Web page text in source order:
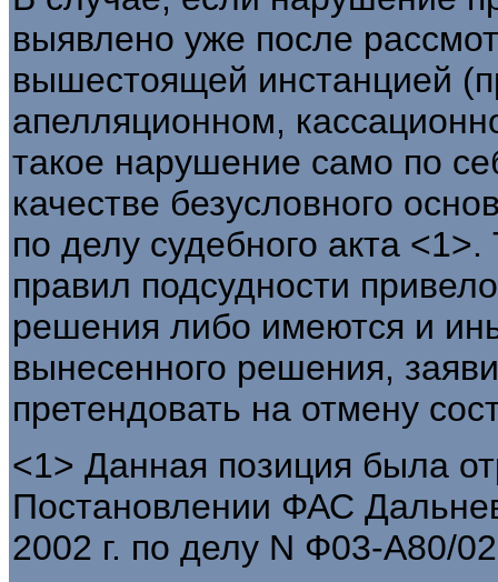
выявлено уже после
вышестоящей инстанцией
апелляционном,
такое нарушение само по
качестве безусловного
по делу судебного акта
правил подсудности
решения либо имеются и
вынесенного решения,
претендовать на отмену
<1> Данная позиция была
Постановлении ФАС
2002 г. по делу N Ф03-А80/